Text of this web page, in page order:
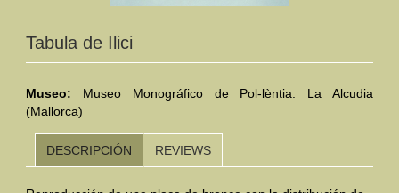
CATÁLOGO
Clasificaciones
Mundo Romano
Tabula de Ilici
Museo: Museo Monográfico de Pol-lèntia. La Alcudia
(Mallorca)
DESCRIPCIÓN REVIEWS